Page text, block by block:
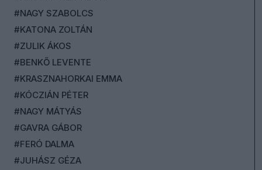
#NAGY SZABOLCS
#KATONA ZOLTÁN
#ZULIK ÁKOS
#BENKŐ LEVENTE
#KRASZNAHORKAI EMMA
#KÓCZIÁN PÉTER
#NAGY MÁTYÁS
#GAVRA GÁBOR
#FERÓ DALMA
#JUHÁSZ GÉZA